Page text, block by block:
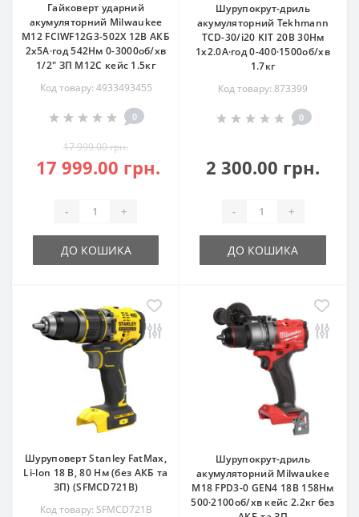
Гайковерт ударний
акумуляторний Milwaukee
M12 FCIWF12G3-502X 12В АКБ
2х5А·год 542Нм 0-3000об/хв
1/2" ЗП M12C кейс 1.5кг
Код товару: 4933493455
0
17 999.00 грн.
17 999.00 грн.
- +
ДО КОШИКА
Шурупокрут-дриль
акумуляторний Tekhmann
TCD-30/i20 KIT 20В 30Нм
1x2.0А·год 0-400·1500об/хв
1.7кг
Код товару: 873399
0
2 300.00 грн.
- +
ДО КОШИКА
Шуруповерт Stanley FatMax,
Li-lon 18 В, 80 Нм (без АКБ та
ЗП) (SFMCD721B)
Код товару: SFMCD721B
Шурупокрут-дриль
акумуляторний Milwaukee
M18 FPD3-0 GEN4 18В 158Нм
500·2100об/хв кейс 2.2кг без